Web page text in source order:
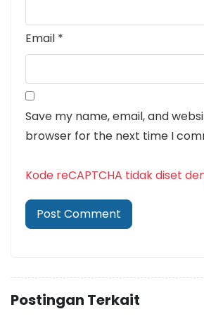
Email *
Save my name, email, and
browser for the next time I
Kode reCAPTCHA tidak diset
Postingan Terkait